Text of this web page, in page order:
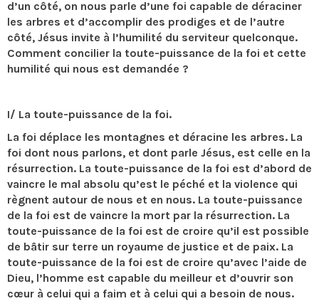
d’un côté, on nous parle d’une foi capable de déraciner
les arbres et d’accomplir des prodiges et de l’autre
côté, Jésus invite à l’humilité du serviteur quelconque.
Comment concilier la toute-puissance de la foi et cette
humilité qui nous est demandée ?
I/ La toute-puissance de la foi.
La foi déplace les montagnes et déracine les arbres. La
foi dont nous parlons, et dont parle Jésus, est celle en la
résurrection. La toute-puissance de la foi est d’abord de
vaincre le mal absolu qu’est le péché et la violence qui
règnent autour de nous et en nous. La toute-puissance
de la foi est de vaincre la mort par la résurrection. La
toute-puissance de la foi est de croire qu’il est possible
de bâtir sur terre un royaume de justice et de paix. La
toute-puissance de la foi est de croire qu’avec l’aide de
Dieu, l’homme est capable du meilleur et d’ouvrir son
cœur à celui qui a faim et à celui qui a besoin de nous.